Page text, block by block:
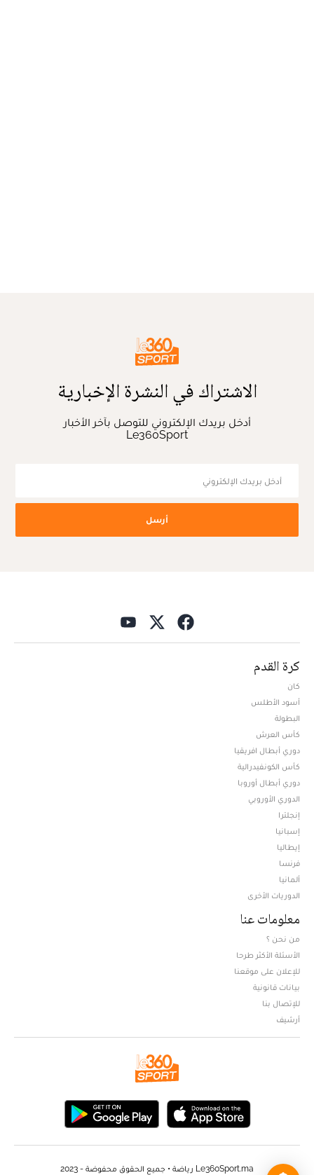
الاشتراك في النشرة الإخبارية
أدخل بريدك الإلكتروني للتوصل بآخر الأخبار
Le360Sport
أرسل
كرة القدم
كان
أسود الأطلس
البطولة
كأس العرش
دوري أبطال افريقيا
كأس الكونفيدرالية
دوري أبطال أوروبا
الدوري الأوروبي
إنجلترا
إسبانيا
إيطاليا
فرنسا
ألمانيا
الدوريات الأخرى
معلومات عنا
من نحن ؟
الأسئلة الأكثر طرحا
للإعلان على موقعنا
بيانات قانونية
للإتصال بنا
أرشيف
Le360Sport.ma رياضة • جميع الحقوق محفوضة - 2023